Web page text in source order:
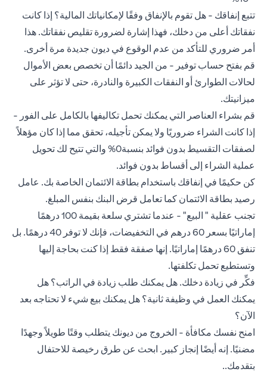
تتبع إنفاقك - هل تقوم بالإنفاق وفقًا لإمكانياتك المالية؟ إذا كانت
نفقاتك أعلى من دخلك، فهذا إشارة لضرورة تقليص نفقاتك. هذا
أمر ضروري للتأكد من عدم الوقوع في ديون جديدة مرة أخرى.
قم بفتح حساب توفير - من الجيد دائمًا أن تخصص بعض الأموال
لحالات الطوارئ أو النفقات الكبيرة والنادرة، حتى لا تؤثر على
ميزانيتك.
قم بشراء العناصر التي يمكنك تحمل تكاليفها بالكامل على الفور -
إذا كانت الشراء ضروريًا ولا يمكن تأجيله، تحقق مما إذا كان مؤهلاً
لصفقات التقسيط بدون فوائد بنسبة0% والتي تتيح لك تحويل
عملية الشراء إلى أقساط بدون فوائد.
كن حكيمًا في إنفاقك باستخدام بطاقة الائتمان الخاصة بك. عامل
رصيد بطاقة الائتمان كما تعامل قرض البنك بنفس المبلغ.
تجنب عقلية " البيع" - عندما تشتري سلعة بقيمة 100 درهمًا
إماراتيًا بسعر 60 درهم في التخفيضات، فإنك لا توفر 40 درهمًا. بل
تنفق 60 درهمًا إماراتيًا. إنها صفقة فقط إذا كنت بحاجة إليها
وتستطيع تحمل تكلفتها.
فكِّر في زيادة دخلك. هل يمكنك طلب زيادة في الراتب؟ هل
يمكنك العمل في وظيفة ثانية؟ هل يمكنك بيع شيء لا تحتاجه بعد
الآن؟
امنح نفسك مكافأة - الخروج من ديونك يتطلب وقتًا طويلاً وجهدًا
مضنيًا. إنه أيضًا إنجاز كبير. ابحث عن طرق رخيصة للاحتفال
بتقدمك..